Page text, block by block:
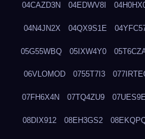
04CAZD3N 04EDWV8I
04N4JN2X 04QX9S1E
05G55WBQ 05IXW4Y0
06VLOMOD 0755T7I3
07FH6X4N 07TQ4ZU9
08DIX912 08EH3GS2